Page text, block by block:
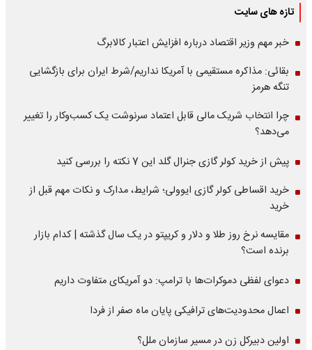
تازه های سایت
خبر مهم وزیر اقتصاد درباره افزایش اعتبار کالابرگ
بقائی: مذاکره مستقیمی با آمریکا نداریم/شرط ایران برای بازگشایی
تنگه هرمز
چرا انتخاب شریک مالی قابل اعتماد سرنوشت یک کسب‌وکار را تغییر
می‌دهد؟
پیش از خرید کولر گازی جنرال گلد این 7 نکته را بررسی کنید
خرید اقساطی کولر گازی ایوولی؛ شرایط، مدارک و نکات مهم قبل از
خرید
مقایسه نرخ روز طلا و دلار و کریپتو در یک سال گذشته | کدام بازار
برنده است؟
دعوای لفظی دموکرات‌ها با ترامپ: دو آمریکای متفاوت داریم
اعمال محدودیت‌های ترافیکی پایان ماه صفر از فردا
اولین دبیرکل زن در مسیر سازمان‌ ملل؟